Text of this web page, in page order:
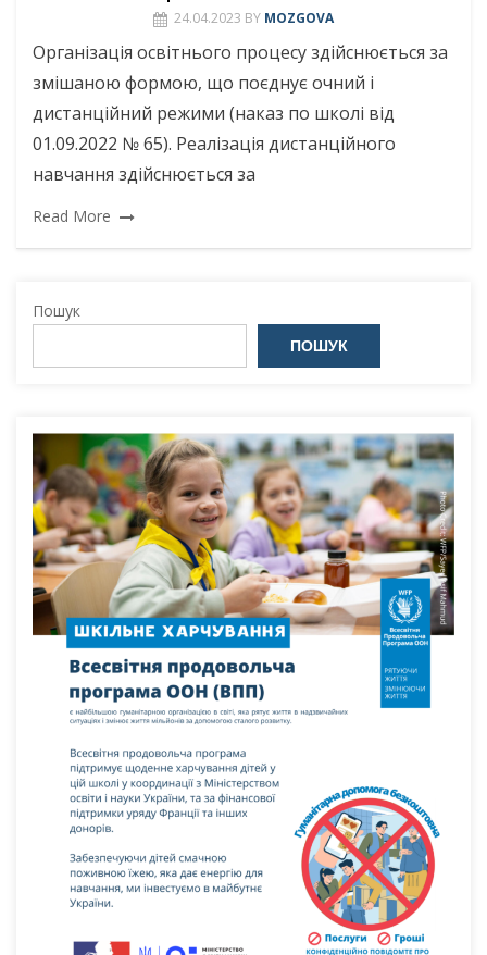
24.04.2023 BY MOZGOVA
Організація освітнього процесу здійснюється за
змішаною формою, що поєднує очний і
дистанційний режими (наказ по школі від
01.09.2022 № 65). Реалізація дистанційного
навчання здійснюється за
Read More
Пошук
ПОШУК